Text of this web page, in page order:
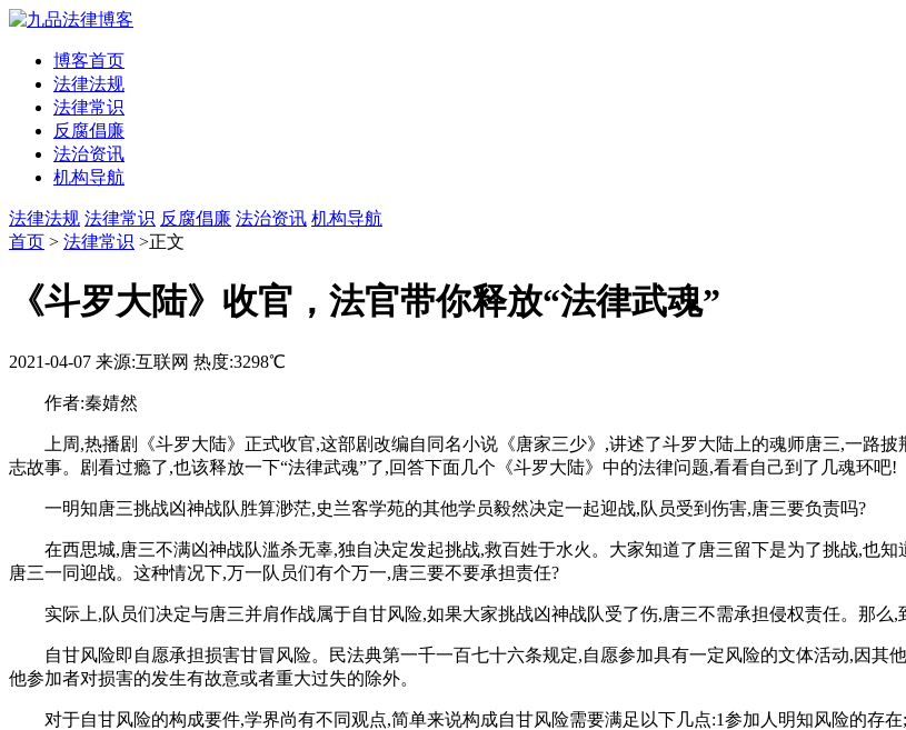
博客首页
法律法规
法律常识
反腐倡廉
法治资讯
机构导航
法律法规 法律常识 反腐倡廉 法治资讯 机构导航
首页 > 法律常识 >正文
《斗罗大陆》收官，法官带你释放“法律武魂”
2021-04-07 来源:互联网 热度:3298℃
作者:秦婧然
上周,热播剧《斗罗大陆》正式收官,这部剧改编自同名小说《唐家三少》,讲述了斗罗大陆上的魂师唐三,一路
志故事。剧看过瘾了,也该释放一下“法律武魂”了,回答下面几个《斗罗大陆》中的法律问题,看看自己到了几魂环吧!
一明知唐三挑战凶神战队胜算渺茫,史兰客学苑的其他学员毅然决定一起迎战,队员受到伤害,唐三要负责吗?
在西思城,唐三不满凶神战队滥杀无辜,独自决定发起挑战,救百姓于水火。大家知道了唐三留下是为了挑战,也
唐三一同迎战。这种情况下,万一队员们有个万一,唐三要不要承担责任?
实际上,队员们决定与唐三并肩作战属于自甘风险,如果大家挑战凶神战队受了伤,唐三不需承担侵权责任。那么,
自甘风险即自愿承担损害甘冒风险。民法典第一千一百七十六条规定,自愿参加具有一定风险的文体活动,因
他参加者对损害的发生有故意或者重大过失的除外。
对于自甘风险的构成要件,学界尚有不同观点,简单来说构成自甘风险需要满足以下几点:1参加人明知风险的存